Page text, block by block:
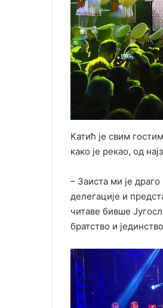
Катић је свим
како је рекао, од
– Заиста ми је
делегације и
читаве бивше
братство и